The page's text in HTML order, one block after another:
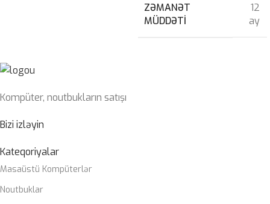
ZƏMANƏT
MÜDDƏTI
12
ay
Kompüter, noutbukların satışı
Bizi izləyin
Kateqoriyalar
Masaüstü Kompüterlər
Noutbuklar